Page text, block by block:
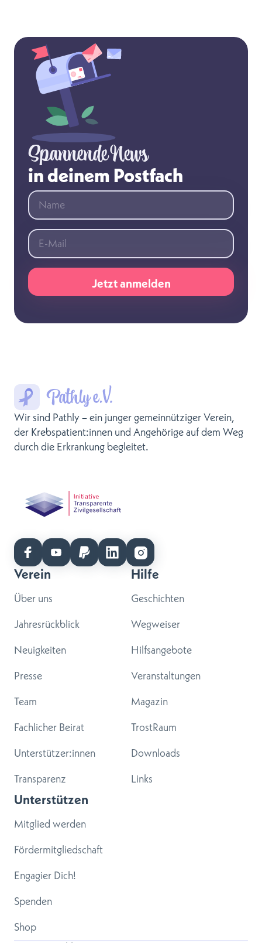
Spannende News
in deinem Postfach
Wir sind Pathly – ein junger gemeinnütziger Verein,
der Krebspatient:innen und Angehörige auf dem Weg
durch die Erkrankung begleitet.
Verein
Über uns
Jahresrückblick
Neuigkeiten
Presse
Team
Fachlicher Beirat
Unterstützer:innen
Transparenz
Hilfe
Geschichten
Wegweiser
Hilfsangebote
Veranstaltungen
Magazin
TrostRaum
Downloads
Links
Unterstützen
Mitglied werden
Fördermitgliedschaft
Engagier Dich!
Spenden
Shop